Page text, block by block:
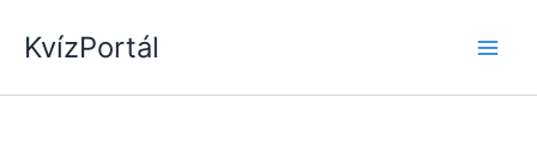
KvízPortál